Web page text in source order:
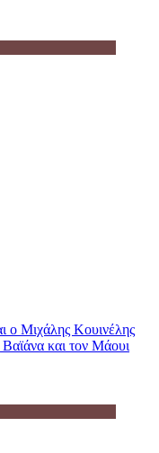
ο Μιχάλης Κουινέλης
και τον Μάουι